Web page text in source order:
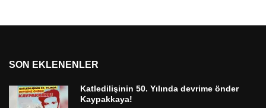
SON EKLENENLER
Katledilişinin 50. Yılında devrime önder
Kaypakkaya!